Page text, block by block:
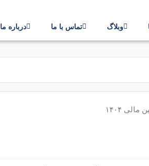
وبلاگ تماس با ما درباره ما